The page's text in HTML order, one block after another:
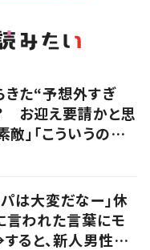
た“予想外すぎ
お迎え要請かと思
敵」「こういうの嬉
は大変だなー」休
言われた言葉にモ
ると、新人男性社